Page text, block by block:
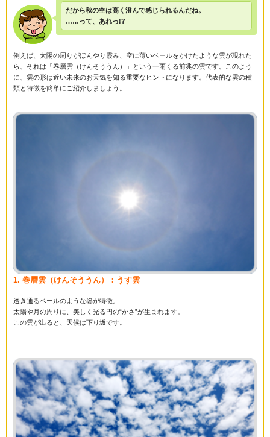
だから秋の空は高く澄んで感じられるんだね。
……って、あれっ!?
例えば、太陽の周りがぼんやり霞み、空に薄いベールをかけたような雲が現れた
ら、それは「巻層雲（けんそううん）」という一雨くる前兆の雲です。このよう
に、雲の形は近い未来のお天気を知る重要なヒントになります。代表的な雲の種
類と特徴を簡単にご紹介しましょう。
1. 巻層雲（けんそううん）：うす雲
透き通るベールのような姿が特徴。
太陽や月の周りに、美しく光る円の“かさ”が生まれます。
この雲が出ると、天候は下り坂です。